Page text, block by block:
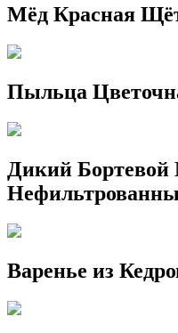
Мёд Красная
Пыльца
Дикий Бортевой
Варенье из